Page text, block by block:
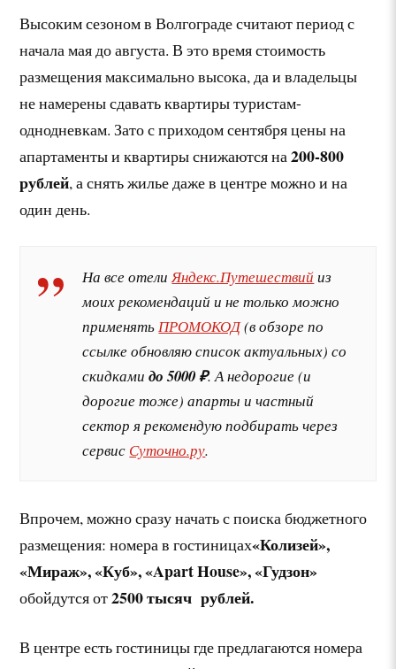
Высоким сезоном в Волгограде считают период с
начала мая до августа. В это время стоимость
размещения максимально высока, да и владельцы
не намерены сдавать квартиры туристам-
однодневкам. Зато с приходом сентября цены на
апартаменты и квартиры снижаются на200-800
рублей, а снять жилье даже в центре можно и на
один день.
На все отелиЯндекс.Путешествийиз
моих рекомендаций и не только можно
применятьПРОМОКОД(в обзоре по
ссылке обновляю список актуальных) со
скидкамидо 5000 ₽. А недорогие (и
дорогие тоже) апарты и частный
сектор я рекомендую подбирать через
сервис Суточно.ру.
Впрочем, можно сразу начать с поиска бюджетного
размещения: номера в гостиницах«Колизей»,
«Мираж», «Куб», «Apart House», «Гудзон»
обойдутся от2500 тысяч рублей.
В центре есть гостиницы где предлагаются номера